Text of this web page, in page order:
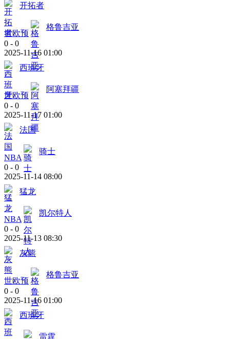
开拓者
世欧预
格鲁吉亚
0 - 0
2025-11-16 01:00
西班牙
世欧预
阿塞拜疆
0 - 0
2025-11-17 01:00
法国
NBA
骑士
0 - 0
2025-11-14 08:00
猛龙
NBA
凯尔特人
0 - 0
2025-11-13 08:30
灰熊
世欧预
格鲁吉亚
0 - 0
2025-11-16 01:00
西班牙
雷霆